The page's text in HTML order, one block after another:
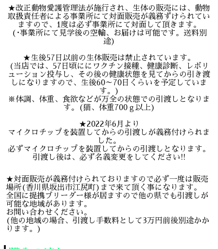
★改正動物愛護管理法が施行され、生体の販売には、動物
取扱責任者による事業所にて対面販売が義務ずけられてい
ますので、1度は必ず事業所にて対面して頂きます。
(･事業所にて見学後の空輸、お届けは可能です。送料別
途)
★生後57日以前の生体販売は禁止されています。
(当店では、57日頃ににワクチン接種、健康診断、レボリ
ューション投与し、その後の健康状態を見てからの引き渡
しになりますので、生後60～70日くらいを予定していま
す。)
※体調、体重、食欲などが万全の状態での引渡しとなりま
す。(猫、体重700ｇ以上)
★2022年6月より
マイクロチップを装置してからの引渡しが義務付けられま
した。
必ずマイクロチップを装置してからの引渡しとなります。
引渡し後は、必ず名義変更をしてください!!
★対面販売が義務付けられておりますので必ず一度は販売
場所(香川県坂出市江尻町)まで来て頂く事になります。
全国に提携ブリーダー様が居ますので他の県でも引渡しが
可能な地域があります。
お問い合わせください。
(他の地域の場合、引渡し手数料として3万円前後別途かか
ります。)